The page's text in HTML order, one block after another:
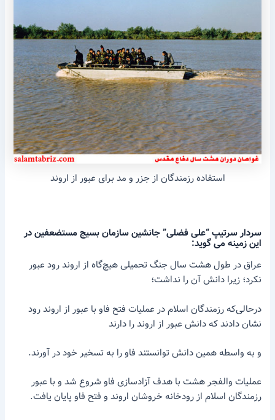
استفاده رزمندگان از جزر و مد برای عبور از اروند
سردار سرتیپ “علی فضلی” جانشین سازمان بسیج مستضعفین در
این زمینه می گوید:
عراق در طول هشت سال جنگ تحمیلی هیچ‌گاه از اروند رود عبور
نکرد؛ زیرا دانش آن را نداشت؛
درحالی‌که رزمندگان اسلام در عملیات فتح فاو با عبور از اروند رود
نشان دادند که دانش عبور از اروند را دارند
و به واسطه همین دانش توانستند فاو را به تسخیر خود در آورند.
عملیات والفجر هشت با هدف آزادسازی فاو شروع شد و با عبور
رزمندگان اسلام از رودخانه خروشان اروند و فتح فاو پایان یافت.